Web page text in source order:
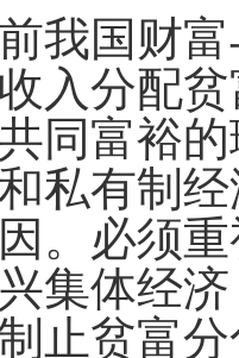
国财富
入分配
同富裕
私有制
。必须
集体经
止贫富